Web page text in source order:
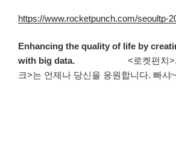
https://www.rocketpunch.com/seoultp-
Enhancing the quality of life by
with big data.
<로켓펀치>와
크>는 언제나 당신을 응원합니다. 빠샤~